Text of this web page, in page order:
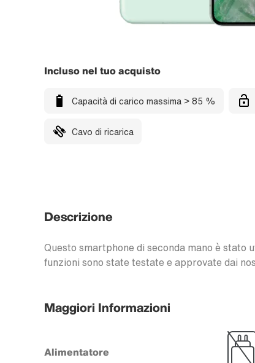
Incluso nel tuo acquisto
Capacità di carico massima > 85 %
Cavo di ricarica
Descrizione
Questo smartphone di seconda mano è
funzioni sono state testate e approvate dai
Maggiori Informazioni
Alimentatore